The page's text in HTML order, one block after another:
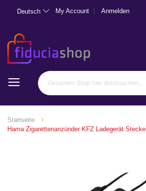
Deutsch My Account Anmelden
Startseite
Hama Zigarettenanzünder KFZ Ladegerät